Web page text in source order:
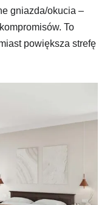
gniazda/okucia –
To
powiększa strefę